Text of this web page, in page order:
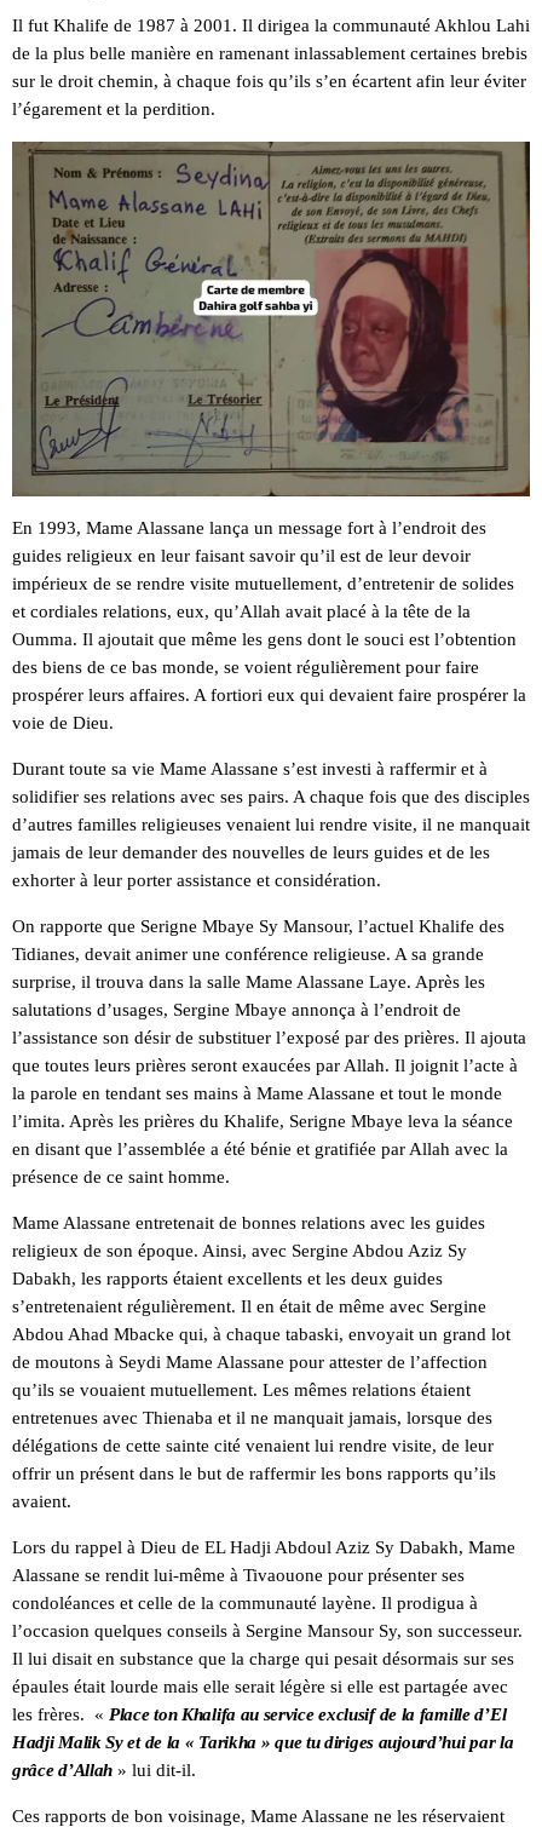
Il fut Khalife de 1987 à 2001. Il dirigea la communauté Akhlou Lahi
de la plus belle manière en ramenant inlassablement certaines brebis
sur le droit chemin, à chaque fois qu’ils s’en écartent afin leur éviter
l’égarement et la perdition.
En 1993, Mame Alassane lança un message fort à l’endroit des
guides religieux en leur faisant savoir qu’il est de leur devoir
impérieux de se rendre visite mutuellement, d’entretenir de solides
et cordiales relations, eux, qu’Allah avait placé à la tête de la
Oumma. Il ajoutait que même les gens dont le souci est l’obtention
des biens de ce bas monde, se voient régulièrement pour faire
prospérer leurs affaires. A fortiori eux qui devaient faire prospérer la
voie de Dieu.
Durant toute sa vie Mame Alassane s’est investi à raffermir et à
solidifier ses relations avec ses pairs. A chaque fois que des disciples
d’autres familles religieuses venaient lui rendre visite, il ne manquait
jamais de leur demander des nouvelles de leurs guides et de les
exhorter à leur porter assistance et considération.
On rapporte que Serigne Mbaye Sy Mansour, l’actuel Khalife des
Tidianes, devait animer une conférence religieuse. A sa grande
surprise, il trouva dans la salle Mame Alassane Laye. Après les
salutations d’usages, Sergine Mbaye annonça à l’endroit de
l’assistance son désir de substituer l’exposé par des prières. Il ajouta
que toutes leurs prières seront exaucées par Allah. Il joignit l’acte à
la parole en tendant ses mains à Mame Alassane et tout le monde
l’imita. Après les prières du Khalife, Serigne Mbaye leva la séance
en disant que l’assemblée a été bénie et gratifiée par Allah avec la
présence de ce saint homme.
Mame Alassane entretenait de bonnes relations avec les guides
religieux de son époque. Ainsi, avec Sergine Abdou Aziz Sy
Dabakh, les rapports étaient excellents et les deux guides
s’entretenaient régulièrement. Il en était de même avec Sergine
Abdou Ahad Mbacke qui, à chaque tabaski, envoyait un grand lot
de moutons à Seydi Mame Alassane pour attester de l’affection
qu’ils se vouaient mutuellement. Les mêmes relations étaient
entretenues avec Thienaba et il ne manquait jamais, lorsque des
délégations de cette sainte cité venaient lui rendre visite, de leur
offrir un présent dans le but de raffermir les bons rapports qu’ils
avaient.
Lors du rappel à Dieu de EL Hadji Abdoul Aziz Sy Dabakh, Mame
Alassane se rendit lui-même à Tivaouone pour présenter ses
condoléances et celle de la communauté layène. Il prodigua à
l’occasion quelques conseils à Sergine Mansour Sy, son successeur.
Il lui disait en substance que la charge qui pesait désormais sur ses
épaules était lourde mais elle serait légère si elle est partagée avec
les frères. « Place ton Khalifa au service exclusif de la famille d’El
Hadji Malik Sy et de la « Tarikha » que tu diriges aujourd’hui par la
grâce d’Allah » lui dit-il.
Ces rapports de bon voisinage, Mame Alassane ne les réservaient